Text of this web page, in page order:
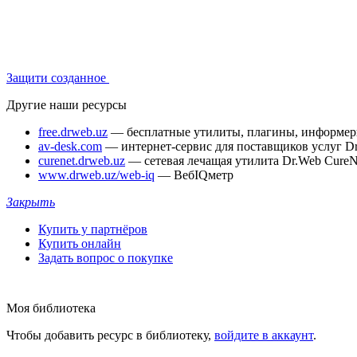
Защити созданное
Другие наши ресурсы
free.drweb.uz — бесплатные утилиты, плагины,
av-desk.com — интернет-сервис для поставщиков услуг
curenet.drweb.uz — сетевая лечащая утилита Dr.Web
www.drweb.uz/web-iq — ВебIQметр
Закрыть
Купить у партнёров
Купить онлайн
Задать вопрос о покупке
Моя библиотека
Чтобы добавить ресурс в библиотеку, войдите в аккаунт.